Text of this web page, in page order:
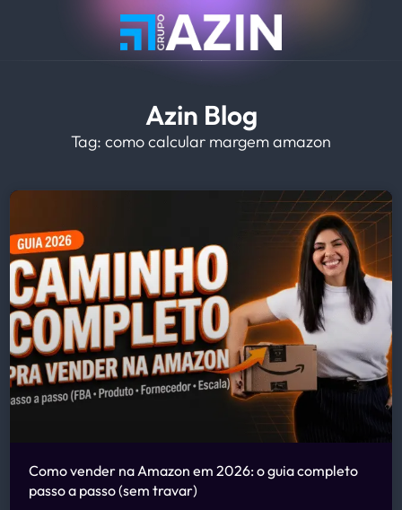
Azin Blog
Tag: como calcular margem amazon
Como vender na Amazon em 2026: o guia completo
passo a passo (sem travar)